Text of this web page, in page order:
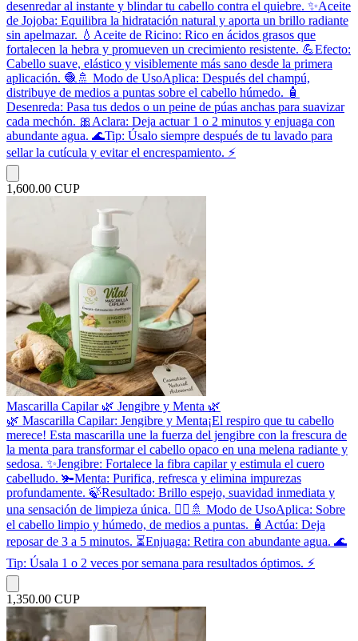
desenredar al instante y blindar tu cabello contra el quiebre. ✨ ​Aceite
de Jojoba: Equilibra la hidratación natural y aporta un brillo radiante
sin apelmazar. 💧 ​Aceite de Ricino: Rico en ácidos grasos que
fortalecen la hebra y promueven un crecimiento resistente. 💪 ​Efecto:
Cabello suave, elástico y visiblemente más sano desde la primera
aplicación. 🧶 ​🚿 Modo de Uso ​Aplica: Después del champú,
distribuye de medios a puntas sobre el cabello húmedo. 🧴 ​
Desenreda: Pasa tus dedos o un peine de púas anchas para suavizar
cada mechón. 🎀 ​Aclara: Deja actuar 1 o 2 minutos y enjuaga con
abundante agua. 🌊 ​Tip: Úsalo siempre después de tu lavado para
sellar la cutícula y evitar el encrespamiento. ⚡️
1,600.00 CUP
Mascarilla Capilar 🌿 Jengibre y Menta 🌿
​🌿 Mascarilla Capilar: Jengibre y Menta ​¡El respiro que tu cabello
merece! Esta mascarilla une la fuerza del jengibre con la frescura de
la menta para transformar el cabello opaco en una melena radiante y
sedosa. ✨ ​Jengibre: Fortalece la fibra capilar y estimula el cuero
cabelludo. 🫚 ​Menta: Purifica, refresca y elimina impurezas
profundamente. 🍃 ​Resultado: Brillo espejo, suavidad inmediata y
una sensación de limpieza única. 💆‍♀️ ​🚿 Modo de Uso ​Aplica: Sobre
el cabello limpio y húmedo, de medios a puntas. 🧴 ​Actúa: Deja
reposar de 3 a 5 minutos. ⏳ ​Enjuaga: Retira con abundante agua. 🌊 ​
Tip: Úsala 1 o 2 veces por semana para resultados óptimos. ⚡️
1,350.00 CUP